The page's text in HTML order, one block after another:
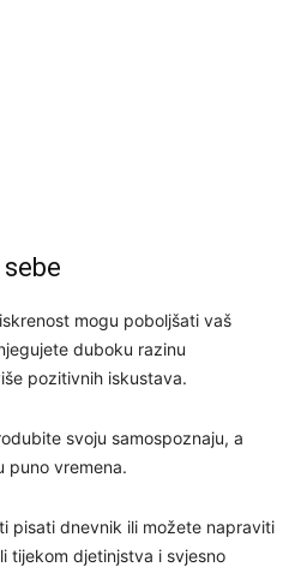
mogu poboljšati vaš
duboku razinu
pozitivnih iskustava.
svoju samospoznaju, a
puno vremena.
pisati dnevnik ili možete napraviti
tijekom djetinjstva i svjesno